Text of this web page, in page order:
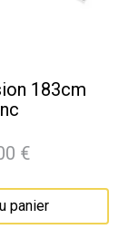
183cm
€
panier